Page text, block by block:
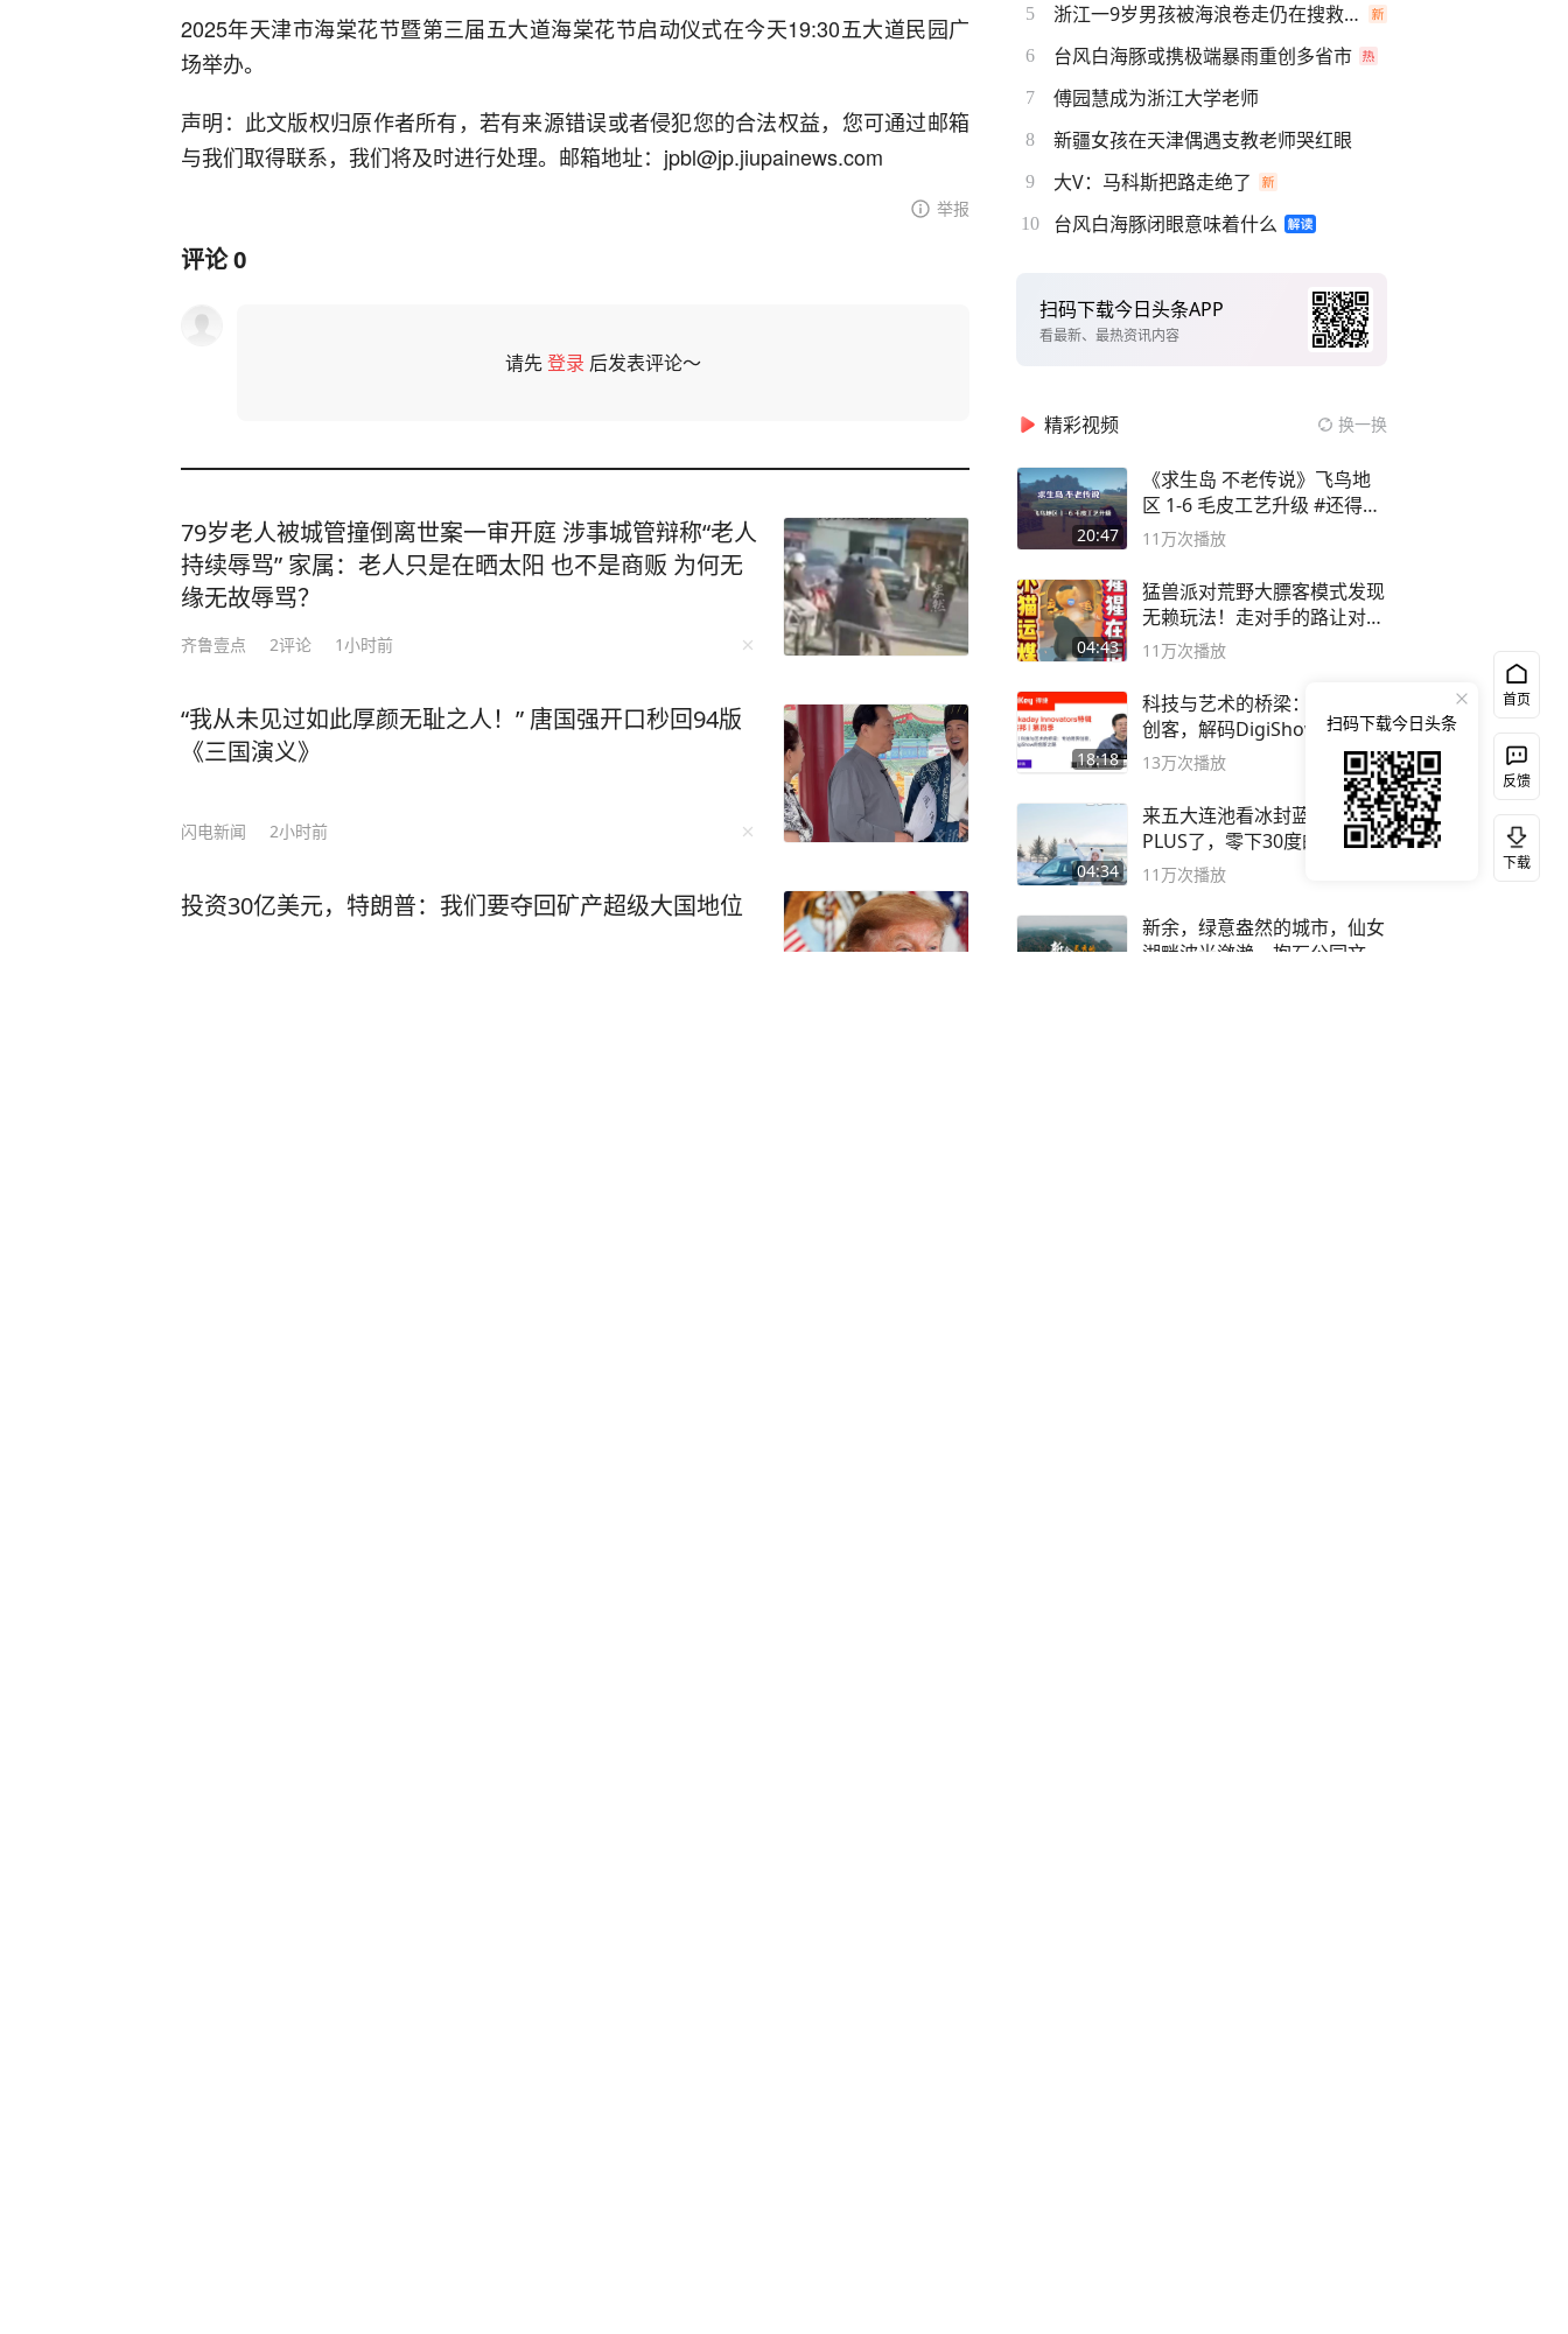
2025年天津市海棠花节暨第三届五大道海棠花节启动仪式在今天19:30五大道民园广
场举办。
声明：此文版权归原作者所有，若有来源错误或者侵犯您的合法权益，您可通过邮箱
与我们取得联系，我们将及时进行处理。邮箱地址：jpbl@jp.jiupainews.com
举报
评论0
请先登录 后发表评论～
79岁老人被城管撞倒离世案一审开庭 涉事城管辩称“老人
持续辱骂” 家属：老人只是在晒太阳 也不是商贩 为何无
缘无故辱骂？
齐鲁壹点 2评论 1小时前
“我从未见过如此厚颜无耻之人！” 唐国强开口秒回94版
《三国演义》
闪电新闻 2小时前
投资30亿美元，特朗普：我们要夺回矿产超级大国地位
5 浙江一9岁男孩被海浪卷走仍在搜救中
6 台风白海豚或携极端暴雨重创多省市
7 傅园慧成为浙江大学老师
8 新疆女孩在天津偶遇支教老师哭红眼
9 大V：马科斯把路走绝了
10 台风白海豚闭眼意味着什么
扫码下载今日头条APP
看最新、最热资讯内容
精彩视频 换一换
20:47
《求生岛 不老传说》飞鸟地
区 1-6 毛皮工艺升级 #还得是
主机大作
11万次播放
04:43
猛兽派对荒野大膘客模式发现
无赖玩法！走对手的路让对手
无路可走
11万次播放
18:18
科技与艺术的桥梁：专访跨界
创客，解码DigiShow的创新
之路
13万次播放
04:34
来五大连池看冰封蓝电E5
PLUS了，零下30度的双重冰
封40小时全录
11万次播放
新余，绿意盎然的城市，仙女
湖畔波光潋滟，抱石公园文化
首页
反馈
下载
扫码下载今日头条